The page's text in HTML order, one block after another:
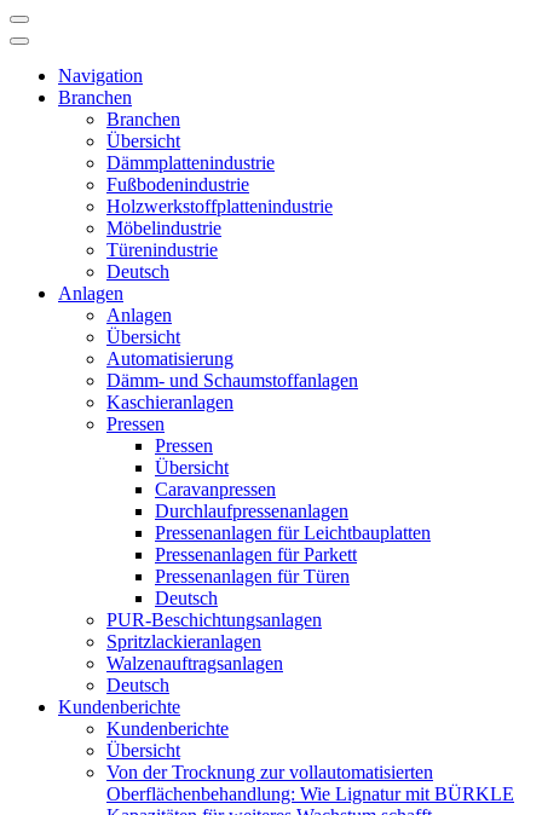
Navigation
Branchen
Branchen
Übersicht
Dämmplattenindustrie
Fußbodenindustrie
Holzwerkstoffplattenindustrie
Möbelindustrie
Türenindustrie
Deutsch
Anlagen
Anlagen
Übersicht
Automatisierung
Dämm- und Schaumstoffanlagen
Kaschieranlagen
Pressen
Pressen
Übersicht
Caravanpressen
Durchlaufpressenanlagen
Pressenanlagen für Leichtbauplatten
Pressenanlagen für Parkett
Pressenanlagen für Türen
Deutsch
PUR-Beschichtungsanlagen
Spritzlackieranlagen
Walzenauftragsanlagen
Deutsch
Kundenberichte
Kundenberichte
Übersicht
Von der Trocknung zur vollautomatisierten
Oberflächenbehandlung: Wie Lignatur mit BÜRKLE